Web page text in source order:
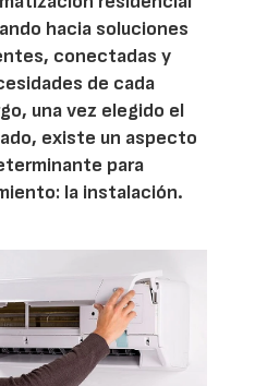
hacia soluciones
conectadas y
de cada
una vez elegido el
existe un aspecto
para
la instalación.